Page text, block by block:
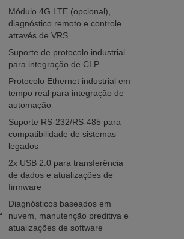
Módulo 4G LTE (opcional),
diagnóstico remoto e controle
através de VRS
Suporte de protocolo industrial
para integração de CLP
Protocolo Ethernet industrial em
tempo real para integração de
automação
Suporte RS-232/RS-485 para
compatibilidade de sistemas
legados
2x USB 2.0 para transferência
de dados e atualizações de
firmware
Diagnósticos baseados em
nuvem, manutenção preditiva e
atualizações de software